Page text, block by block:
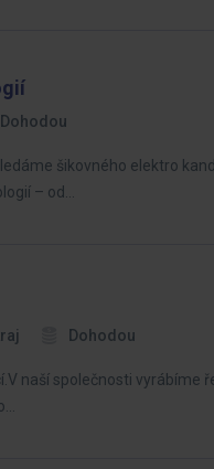
Dohodou
šikovného elektro
– od…
Dohodou
naší společnosti